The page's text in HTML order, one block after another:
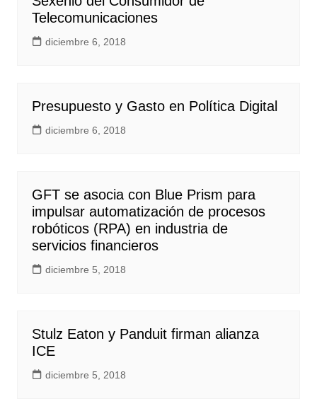
Telecomunicaciones
diciembre 6, 2018
Presupuesto y Gasto en Política Digital
diciembre 6, 2018
GFT se asocia con Blue Prism para
impulsar automatización de procesos
robóticos (RPA) en industria de
servicios financieros
diciembre 5, 2018
Stulz Eaton y Panduit firman alianza
ICE
diciembre 5, 2018